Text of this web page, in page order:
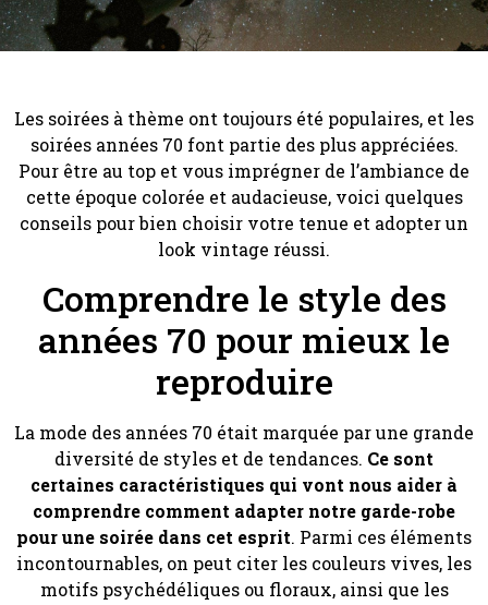
Les soirées à thème ont toujours été populaires, et les
soirées années 70 font partie des plus appréciées.
Pour être au top et vous imprégner de l’ambiance de
cette époque colorée et audacieuse, voici quelques
conseils pour bien choisir votre tenue et adopter un
look vintage réussi.
Comprendre le style des
années 70 pour mieux le
reproduire
La mode des années 70 était marquée par une grande
diversité de styles et de tendances. Ce sont
certaines caractéristiques qui vont nous aider à
comprendre comment adapter notre garde-robe
pour une soirée dans cet esprit. Parmi ces éléments
incontournables, on peut citer les couleurs vives, les
motifs psychédéliques ou floraux, ainsi que les